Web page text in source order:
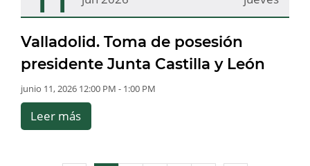
Valladolid. Toma de posesión
presidente Junta Castilla y León
junio 11, 2026 12:00 PM - 1:00 PM
Leer más